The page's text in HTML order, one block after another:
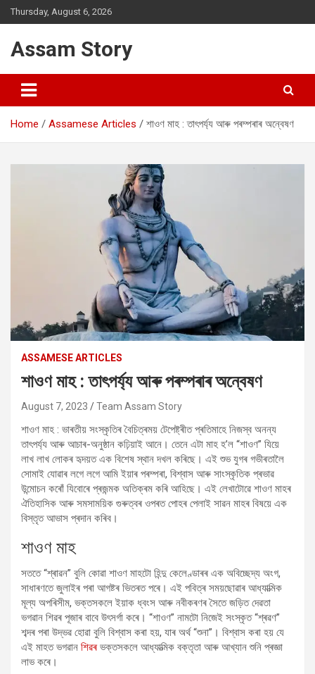
Skip
to
Thursday, August 6, 2026
Assam Story
Home Assamese Articles শাওণ মাহ : তাৎপৰ্য্য আৰু পৰম্পৰাৰ অন্বেষণ
ASSAMESE ARTICLES
শাওণ মাহ : তাৎপৰ্য্য আৰু পৰম্পৰাৰ অন্বেষণ
August 7, 2023 Team Assam Story
শাওণ মাহ : ভাৰতীয় সংস্কৃতিৰ বৈচিত্ৰময় টেপেষ্ট্ৰীত প্ৰতিমাহে নিজস্ব অনন্য
তাৎপৰ্য্য আৰু আচাৰ-অনুষ্ঠান কঢ়িয়াই আনে। তেনে এটা মাহ হ’ল “শাওণ” যিয়ে
লাখ লাখ লোকৰ হৃদয়ত এক বিশেষ স্থান দখল কৰিছে। এই শুভ যুগৰ গভীৰতালৈ
সোমাই যোৱাৰ লগে লগে আমি ইয়াৰ পৰম্পৰা, বিশ্বাস আৰু সাংস্কৃতিক প্ৰভাৱ
উন্মোচন কৰোঁ যিবোৰে প্ৰজন্মক অতিক্ৰম কৰি আহিছে। এই লেখাটোৱে শাওণ মাহৰ
ঐতিহাসিক আৰু সমসাময়িক গুৰুত্বৰ ওপৰত পোহৰ পেলাই সাৱন মাহৰ বিষয়ে এক
বিস্তৃত আভাস প্ৰদান কৰিব।
শাওণ মাহ
সততে “শ্ৰাৱন” বুলি কোৱা শাওণ মাহটো হিন্দু কেলেণ্ডাৰৰ এক অবিচ্ছেদ্য অংগ,
সাধাৰণতে জুলাইৰ পৰা আগষ্টৰ ভিতৰত পৰে। এই পবিত্ৰ সময়ছোৱাৰ আধ্যাত্মিক
মূল্য অপৰিসীম, ভক্তসকলে ইয়াক ধ্বংস আৰু নবীকৰণৰ সৈতে জড়িত দেৱতা
ভগৱান শিৱৰ পূজাৰ বাবে উৎসৰ্গা কৰে। “শাওণ” নামটো নিজেই সংস্কৃত “শ্ৰৱণ”
শব্দৰ পৰা উদ্ভৱ হোৱা বুলি বিশ্বাস কৰা হয়, যাৰ অৰ্থ “শুনা”। বিশ্বাস কৰা হয় যে
এই মাহত ভগৱান শিৱৰ ভক্তসকলে আধ্যাত্মিক বক্তৃতা আৰু আখ্যান শুনি প্ৰজ্ঞা
লাভ কৰে।